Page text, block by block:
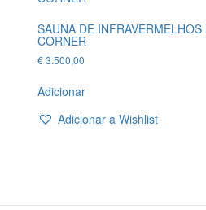
SAUNA DE INFRAVERMELHOS
CORNER
€3.500,00
Adicionar
Adicionar a Wishlist